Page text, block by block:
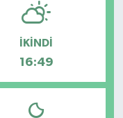
İKINDI
16:49